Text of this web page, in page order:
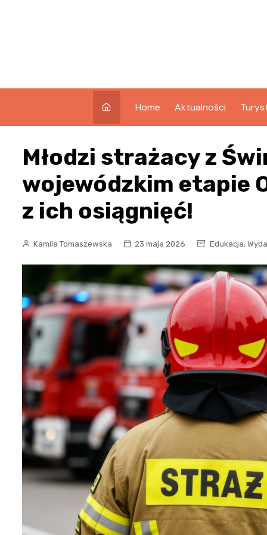
Home Aktualności
Młodzi strażacy z
wojewódzkim etapie
z ich osiągnięć!
Kamila Tomaszewska 23 maja 2026 Edukacja,